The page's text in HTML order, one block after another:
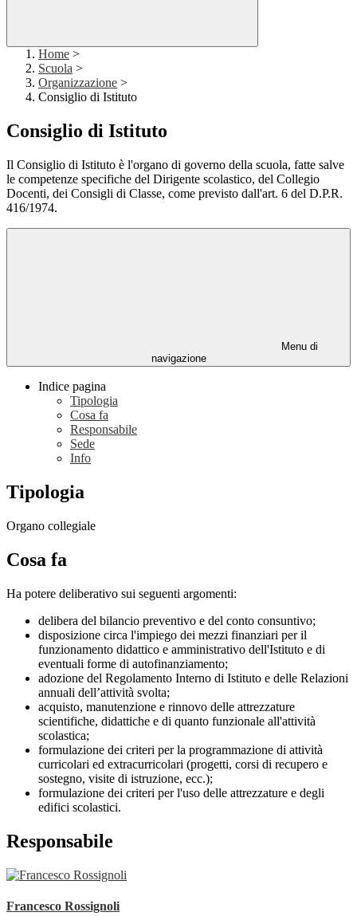
Home >
Scuola >
Organizzazione >
Consiglio di Istituto
Consiglio di Istituto
Il Consiglio di Istituto è l'organo di governo della scuola, fatte salve
le competenze specifiche del Dirigente scolastico, del Collegio
Docenti, dei Consigli di Classe, come previsto dall'art. 6 del D.P.R.
416/1974.
Menu di
navigazione
Indice pagina
Tipologia
Cosa fa
Responsabile
Sede
Info
Tipologia
Organo collegiale
Cosa fa
Ha potere deliberativo sui seguenti argomenti:
delibera del bilancio preventivo e del conto consuntivo;
disposizione circa l'impiego dei mezzi finanziari per il
funzionamento didattico e amministrativo dell'Istituto e di
eventuali forme di autofinanziamento;
adozione del Regolamento Interno di Istituto e delle Relazioni
annuali dell’attività svolta;
acquisto, manutenzione e rinnovo delle attrezzature
scientifiche, didattiche e di quanto funzionale all'attività
scolastica;
formulazione dei criteri per la programmazione di attività
curricolari ed extracurricolari (progetti, corsi di recupero e
sostegno, visite di istruzione, ecc.);
formulazione dei criteri per l'uso delle attrezzature e degli
edifici scolastici.
Responsabile
Francesco Rossignoli